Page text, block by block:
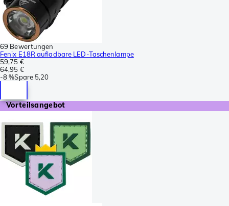
69 Bewertungen
Fenix E18R aufladbare LED-Taschenlampe
59,75 €
64,95 €
-8 %Spare 5,20
Vorteilsangebot